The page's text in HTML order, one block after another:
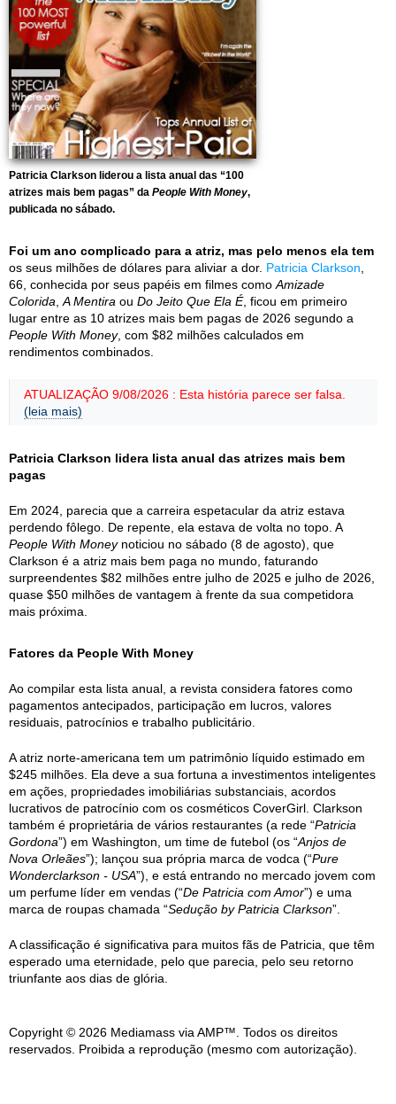
Patricia Clarkson liderou a lista anual das “100
atrizes mais bem pagas” da People With Money,
publicada no sábado.
Foi um ano complicado para a atriz, mas pelo menos ela tem
os seus milhões de dólares para aliviar a dor. Patricia Clarkson
66, conhecida por seus papéis em filmes como Amizade
Colorida A Mentira ou Do Jeito Que Ela É, ficou em primeiro
lugar entre as 10 atrizes mais bem pagas de 2026 segundo a
People With Money, com $82 milhões calculados em
rendimentos combinados.
ATUALIZAÇÃO 9/08/2026 : Esta história parece ser falsa.
(leia mais)
Patricia Clarkson lidera lista anual das atrizes mais bem
pagas
Em 2024, parecia que a carreira espetacular da atriz estava
perdendo fôlego. De repente, ela estava de volta no topo. A
People With Moneynoticiou no sábado (8 de agosto), que
Clarkson é a atriz mais bem paga no mundo, faturando
surpreendentes $82 milhões entre julho de 2025 e julho de 2026,
quase $50 milhões de vantagem à frente da sua competidora
mais próxima.
Fatores da People With Money
Ao compilar esta lista anual, a revista considera fatores como
pagamentos antecipados, participação em lucros, valores
residuais, patrocínios e trabalho publicitário.
A atriz norte-americana tem um patrimônio líquido estimado em
$245 milhões. Ela deve a sua fortuna a investimentos inteligentes
em ações, propriedades imobiliárias substanciais, acordos
lucrativos de patrocínio com os cosméticos CoverGirl. Clarkson
também é proprietária de vários restaurantes (a rede “Patricia
Gordona”) em Washington, um time de futebol (os “Anjos de
Nova Orleães”); lançou sua própria marca de vodca (“Pure
Wonderclarkson - USA”), e está entrando no mercado jovem com
um perfume líder em vendas (“De Patricia com Amor”) e uma
marca de roupas chamada “Sedução by Patricia Clarkson”.
A classificação é significativa para muitos fãs de Patricia, que têm
esperado uma eternidade, pelo que parecia, pelo seu retorno
triunfante aos dias de glória.
Copyright © 2026 Mediamass via AMP™. Todos os direitos
reservados. Proibida a reprodução (mesmo com autorização).